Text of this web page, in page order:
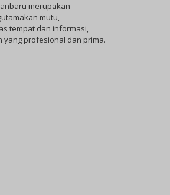
merupakan
mutu,
tempat dan informasi,
yang profesional dan prima.